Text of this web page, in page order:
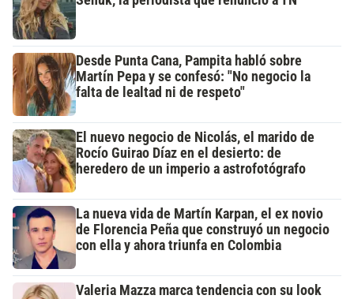
Desde Punta Cana, Pampita habló sobre
Martín Pepa y se confesó: "No negocio la
falta de lealtad ni de respeto"
El nuevo negocio de Nicolás, el marido de
Rocío Guirao Díaz en el desierto: de
heredero de un imperio a astrofotógrafo
La nueva vida de Martín Karpan, el ex novio
de Florencia Peña que construyó un negocio
con ella y ahora triunfa en Colombia
Valeria Mazza marca tendencia con su look